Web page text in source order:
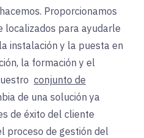
Proporcionamos
localizados para ayudarle
instalación y la puesta en
la formación y el
conjunto de
de una solución ya
de éxito del cliente
proceso de gestión del